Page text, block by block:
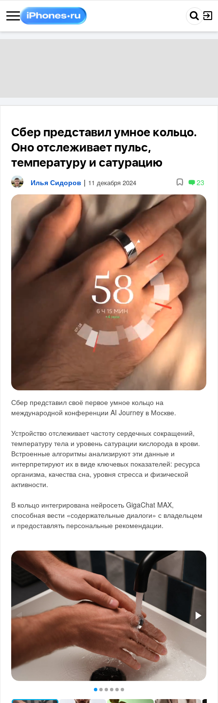
Сбер представил умное кольцо.
Оно отслеживает пульс,
температуру и сатурацию
Илья Сидоров | 11 декабря 2024 23
Сбер представил своё первое умное кольцо на
международной конференции AI Journey в Москве.
Устройство отслеживает частоту сердечных сокращений,
температуру тела и уровень сатурации кислорода в крови.
Встроенные алгоритмы анализируют эти данные и
интерпретируют их в виде ключевых показателей: ресурса
организма, качества сна, уровня стресса и физической
активности.
В кольцо интегрирована нейросеть GigaChat MAX,
способная вести «содержательные диалоги» с владельцем
и предоставлять персональные рекомендации.